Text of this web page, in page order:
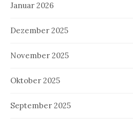
Januar 2026
Dezember 2025
November 2025
Oktober 2025
September 2025